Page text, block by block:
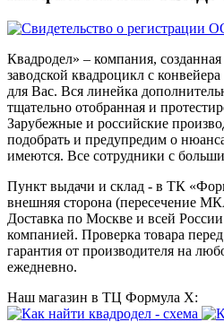
Квадродел» – компания,
заводской квадроцикл с
для Вас. Вся линейка
тщательно отобранная и
Зарубежные и российские
подобрать и предупредим о
имеются. Все сотрудники с
Пункт выдачи и склад - в ТК
внешняя сторона (пересечение
Доставка по Москве и всей
компанией. Проверка товара
гарантия от производителя на
ежедневно.
Наш магазин в ТЦ Формула Х: